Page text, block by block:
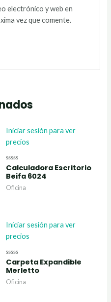
electrónico y web en
vez que comente.
Iniciar sesión para ver
precios
Valorado
con
0
de
5
Calculadora Escritorio
Beifa 6024
Oficina
Iniciar sesión para ver
precios
Valorado
con
0
de
5
Carpeta Expandible
Merletto
Oficina